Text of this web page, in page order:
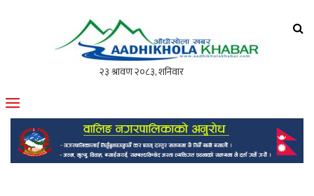
मोफसलकै लोकप्रिय अनलाइन पत्रिका